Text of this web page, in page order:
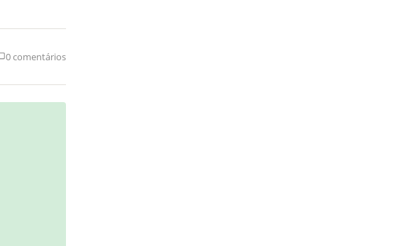
0 comentários